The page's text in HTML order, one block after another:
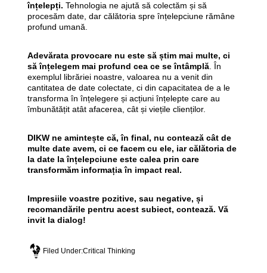
înțelepți. Tehnologia ne ajută să colectăm și să
procesăm date, dar călătoria spre înțelepciune rămâne
profund umană.
Adevărata provocare nu este să știm mai multe, ci
să înțelegem mai profund cea ce se întâmplă. În
exemplul librăriei noastre, valoarea nu a venit din
cantitatea de date colectate, ci din capacitatea de a le
transforma în înțelegere și acțiuni înțelepte care au
îmbunătățit atât afacerea, cât și viețile clienților.
DIKWne amintește că, în final, nu contează cât de
multe date avem, ci ce facem cu ele, iar călătoria de
la date la înțelepciune este calea prin care
transformăm informația în impact real.
Impresiile voastre pozitive, sau negative, și
recomandările pentru acest subiect, contează. Vă
invit la dialog!
Filed Under:Critical Thinking